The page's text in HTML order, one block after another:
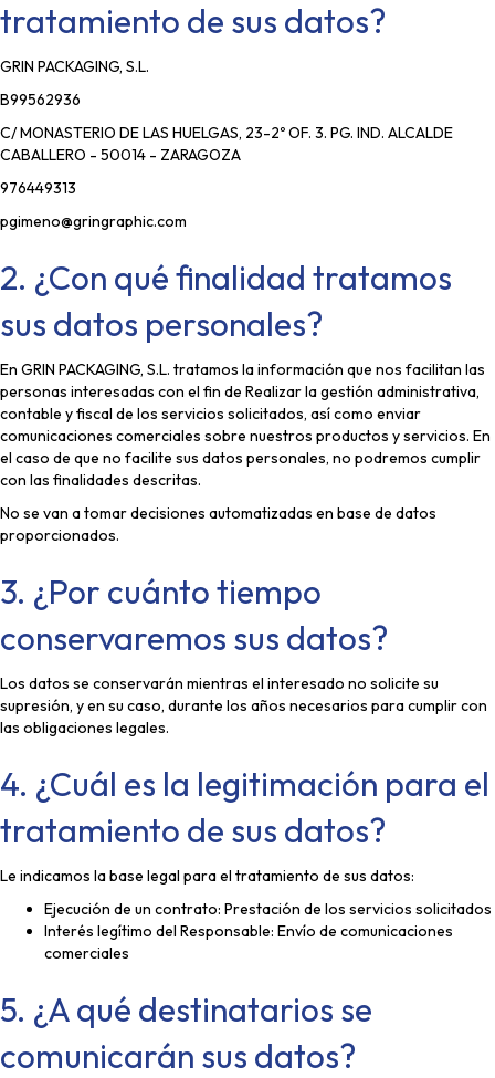
tratamiento de sus datos?
GRIN PACKAGING, S.L.
B99562936
C/ MONASTERIO DE LAS HUELGAS, 23-2º OF. 3. PG. IND. ALCALDE
CABALLERO - 50014 - ZARAGOZA
976449313
pgimeno@gringraphic.com
2. ¿Con qué finalidad tratamos
sus datos personales?
En GRIN PACKAGING, S.L. tratamos la información que nos facilitan las
personas interesadas con el fin de Realizar la gestión administrativa,
contable y fiscal de los servicios solicitados, así como enviar
comunicaciones comerciales sobre nuestros productos y servicios. En
el caso de que no facilite sus datos personales, no podremos cumplir
con las finalidades descritas.
No se van a tomar decisiones automatizadas en base de datos
proporcionados.
3. ¿Por cuánto tiempo
conservaremos sus datos?
Los datos se conservarán mientras el interesado no solicite su
supresión, y en su caso, durante los años necesarios para cumplir con
las obligaciones legales.
4. ¿Cuál es la legitimación para el
tratamiento de sus datos?
Le indicamos la base legal para el tratamiento de sus datos:
Ejecución de un contrato: Prestación de los servicios solicitados
Interés legítimo del Responsable: Envío de comunicaciones
comerciales
5. ¿A qué destinatarios se
comunicarán sus datos?